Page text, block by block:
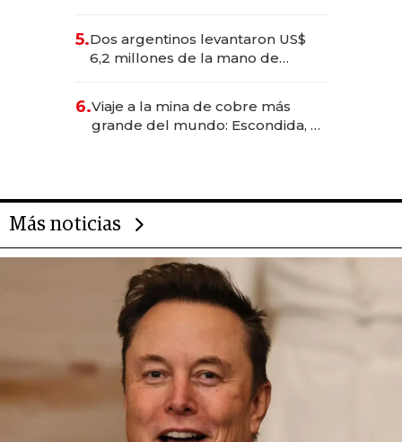
para convertirse en experiencias
transformadoras
5.Dos argentinos levantaron US$
6,2 millones de la mano de
6.Viaje a la mina de cobre más
grande del mundo: Escondida, el
Más noticias